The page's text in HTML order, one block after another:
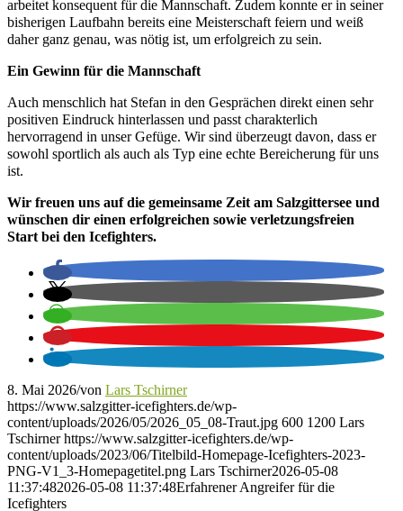
arbeitet konsequent für die Mannschaft. Zudem konnte er in seiner
bisherigen Laufbahn bereits eine Meisterschaft feiern und weiß
daher ganz genau, was nötig ist, um erfolgreich zu sein.
Ein Gewinn für die Mannschaft
Auch menschlich hat Stefan in den Gesprächen direkt einen sehr
positiven Eindruck hinterlassen und passt charakterlich
hervorragend in unser Gefüge. Wir sind überzeugt davon, dass er
sowohl sportlich als auch als Typ eine echte Bereicherung für uns
ist.
Wir freuen uns auf die gemeinsame Zeit am Salzgittersee und
wünschen dir einen erfolgreichen sowie verletzungsfreien
Start bei den Icefighters.
8. Mai 2026/von Lars Tschirner
https://www.salzgitter-icefighters.de/wp-
content/uploads/2026/05/2026_05_08-Traut.jpg 600 1200 Lars
Tschirner https://www.salzgitter-icefighters.de/wp-
content/uploads/2023/06/Titelbild-Homepage-Icefighters-2023-
PNG-V1_3-Homepagetitel.png Lars Tschirner2026-05-08
11:37:482026-05-08 11:37:48Erfahrener Angreifer für die
Icefighters